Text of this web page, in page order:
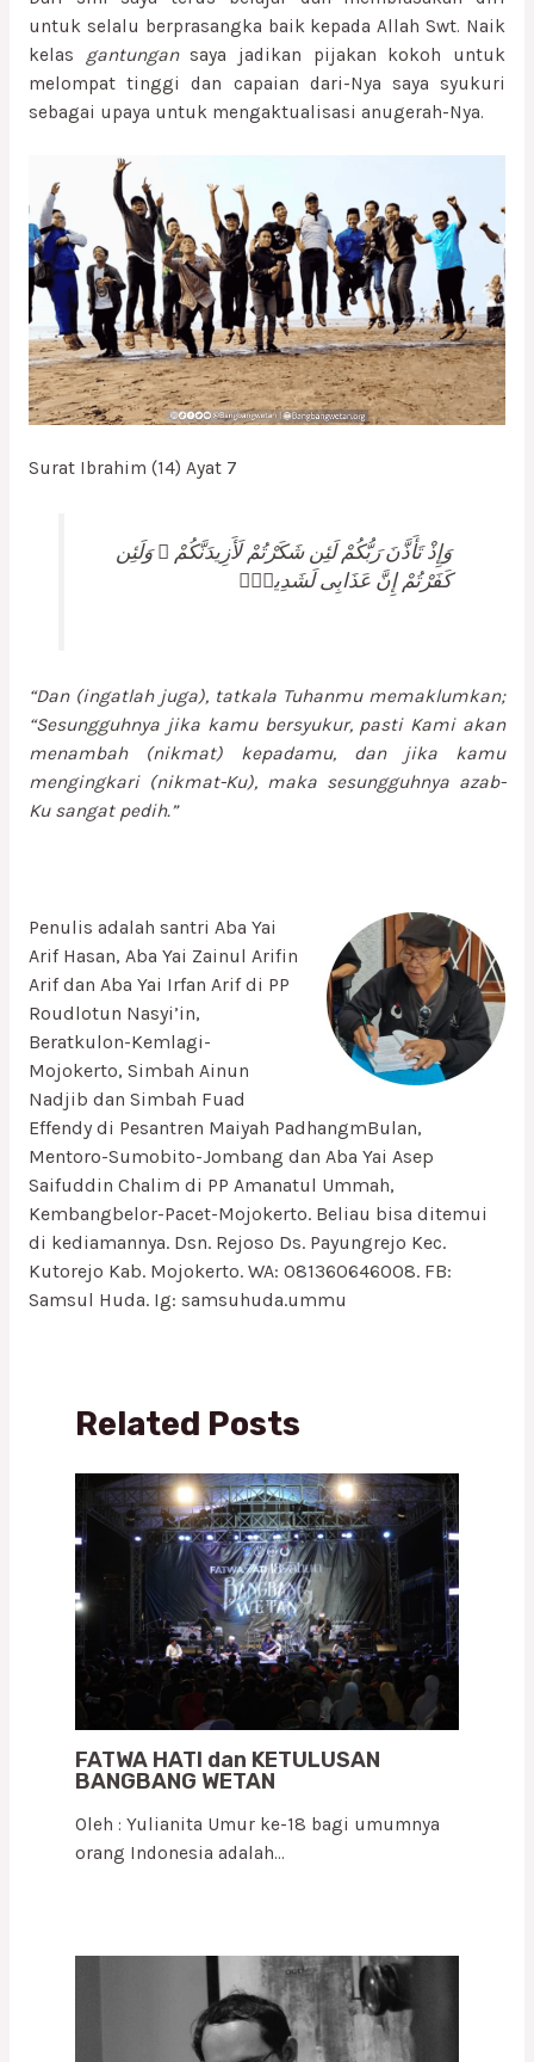
untuk selalu berprasangka baik kepada Allah Swt. Naik
kelas gantungansaya jadikan pijakan kokoh untuk
melompat tinggi dan capaian dari-Nya saya syukuri
sebagai upaya untuk mengaktualisasi anugerah-Nya.
Surat Ibrahim (14) Ayat 7
وَإِذْ تَأَذَّنَ رَبُّكُمْ لَئِن شَكَرْتُمْ لَأَزِيدَنَّكُمْ ۖ وَلَئِن
كَفَرْتُمْ إِنَّ عَذَابِى لَشَدِيدٌۭ
“Dan (ingatlah juga), tatkala Tuhanmu memaklumkan;
“Sesungguhnya jika kamu bersyukur, pasti Kami akan
menambah (nikmat) kepadamu, dan jika kamu
mengingkari (nikmat-Ku), maka sesungguhnya azab-
Ku sangat pedih.”
Penulis adalah santri Aba Yai
Arif Hasan, Aba Yai Zainul Arifin
Arif dan Aba Yai Irfan Arif di PP
Roudlotun Nasyi’in,
Beratkulon-Kemlagi-
Mojokerto, Simbah Ainun
Nadjib dan Simbah Fuad
Effendy di Pesantren Maiyah PadhangmBulan,
Mentoro-Sumobito-Jombang dan Aba Yai Asep
Saifuddin Chalim di PP Amanatul Ummah,
Kembangbelor-Pacet-Mojokerto. Beliau bisa ditemui
di kediamannya. Dsn. Rejoso Ds. Payungrejo Kec.
Kutorejo Kab. Mojokerto. WA: 081360646008. FB:
Samsul Huda. Ig: samsuhuda.ummu
Related Posts
FATWA HATI dan KETULUSAN
BANGBANG WETAN
Oleh : Yulianita Umur ke-18 bagi umumnya
orang Indonesia adalah…